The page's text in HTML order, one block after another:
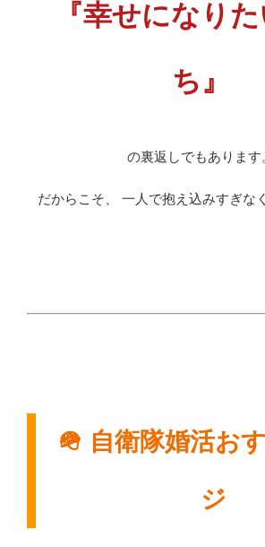
『幸せになり
ち』
の裏返しでもあります
だからこそ、 一人で抱え込みすぎな
🪖 自衛隊婚活お
ジ